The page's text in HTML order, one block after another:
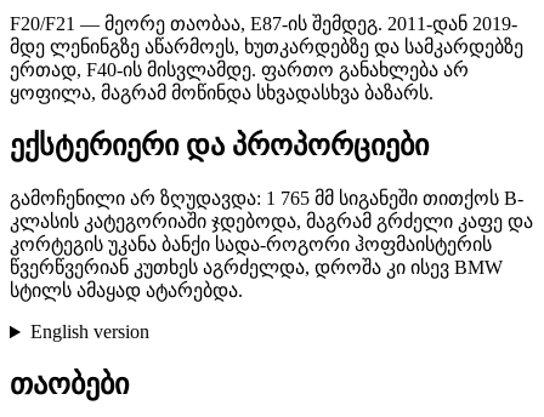
F20/F21 — მეორე თაობაა, E87-ის შემდეგ. 2011-დან 2019-
მდე ლენინგზე აწარმოეს, ხუთკარდებზე და სამკარდებზე
ერთად, F40-ის მისვლამდე. ფართო განახლება არ
ყოფილა, მაგრამ მოწინდა სხვადასხვა ბაზარს.
ექსტერიერი და პროპორციები
გამოჩენილი არ ზღუდავდა: 1 765 მმ სიგანეში თითქოს B-
კლასის კატეგორიაში ჯდებოდა, მაგრამ გრძელი კაფე და
კორტეგის უკანა ბანქი სადა-როგორი ჰოფმაისტერის
წვერწვერიან კუთხეს აგრძელდა, დროშა კი ისევ BMW
სტილს ამაყად ატარებდა.
English version
თაობები